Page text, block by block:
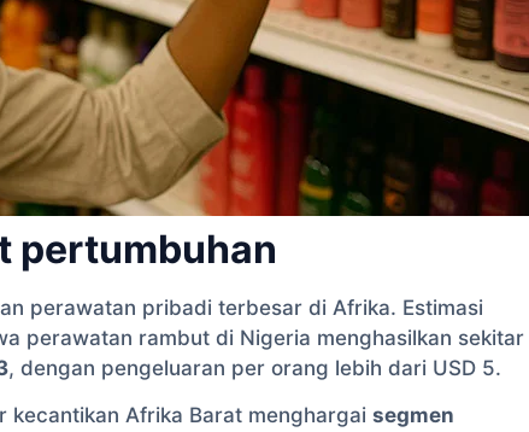
pertumbuhan
perawatan pribadi terbesar di Afrika. Estimasi
perawatan rambut di Nigeria menghasilkan sekitar
, dengan pengeluaran per orang lebih dari USD 5.
Afrika Barat menghargai segmen